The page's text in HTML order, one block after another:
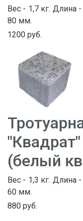
Вес - 1,7 кг.
80 мм.
1200 руб.
(белый
Вес - 1,3 кг.
60 мм.
880 руб.